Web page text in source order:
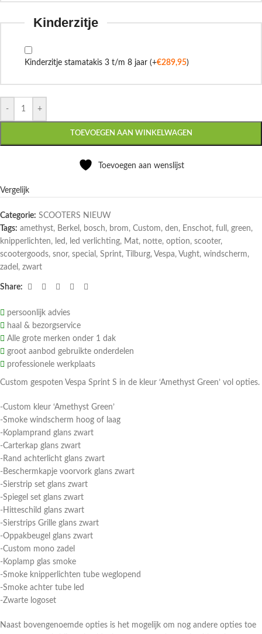
Kinderzitje
Kinderzitje stamatakis 3 t/m 8 jaar (+€289,95)
- +
TOEVOEGEN AAN WINKELWAGEN
Toevoegen aan wenslijst
Vergelijk
Categorie: SCOOTERS NIEUW
Tags: amethyst, Berkel , bosch, brom, Custom, den, Enschot, full , green,
knipperlichten, led , led verlichting, Mat, notte, option, scooter,
scootergoods, snor, special , Sprint, Tilburg, Vespa, Vught, windscherm,
zadel , zwart
Share:
persoonlijk advies
haal & bezorgservice
Alle grote merken onder 1 dak
groot aanbod gebruikte onderdelen
professionele werkplaats
Custom gespoten Vespa Sprint S in de kleur ‘Amethyst Green’ vol opties.
-Custom kleur ‘Amethyst Green’
-Smoke windscherm hoog of laag
-Koplamprand glans zwart
-Carterkap glans zwart
-Rand achterlicht glans zwart
-Beschermkapje voorvork glans zwart
-Sierstrip set glans zwart
-Spiegel set glans zwart
-Hitteschild glans zwart
-Sierstrips Grille glans zwart
-Oppakbeugel glans zwart
-Custom mono zadel
-Koplamp glas smoke
-Smoke knipperlichten tube weglopend
-Smoke achter tube led
-Zwarte logoset
Naast bovengenoemde opties is het mogelijk om nog andere opties toe